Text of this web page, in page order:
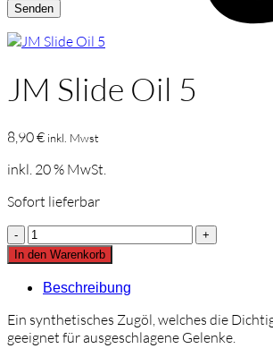
JM Slide Oil 5
8,90€ inkl. Mwst
inkl. 20 % MwSt.
Sofort lieferbar
JM
Slide
Oil
5
In den Warenkorb
Beschreibung
Ein synthetisches Zugöl, welches die
geeignet für ausgeschlagene Gelenke.